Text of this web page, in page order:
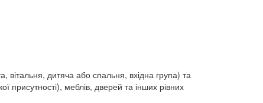
вітальня, дитяча або спальня, вхідна група) та
присутності), меблів, дверей та інших рівних